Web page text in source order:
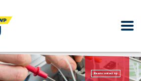
Neem contact op